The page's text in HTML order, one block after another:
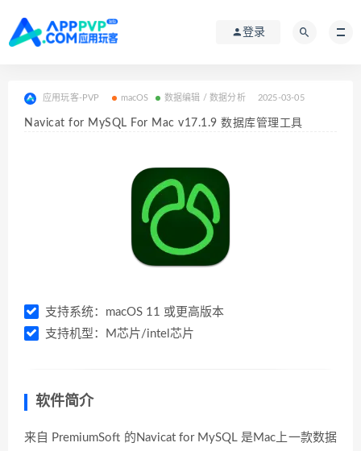
登录
应用玩客-PVP macOS 数据编辑 / 数据分析 2025-03-05
Navicat for MySQL For Mac v17.1.9 数据库管理工具
支持系统：macOS 11 或更高版本
支持机型：M芯片/intel芯片
软件简介
来自 PremiumSoft 的Navicat for MySQL 是Mac上一款数据